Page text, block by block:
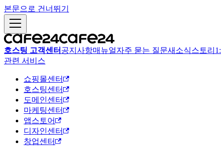
본문으로 건너뛰기
호스팅 고객센터 공지사항매뉴얼자주 묻는 질문새소식스토리
관련 서비스
쇼핑몰센터
호스팅센터
도메인센터
마케팅센터
앱스토어
디자인센터
창업센터